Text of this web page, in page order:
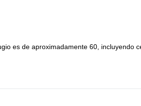
viaje. Prometo que será un placer guiarte
es de aproximadamente 60, incluyendo